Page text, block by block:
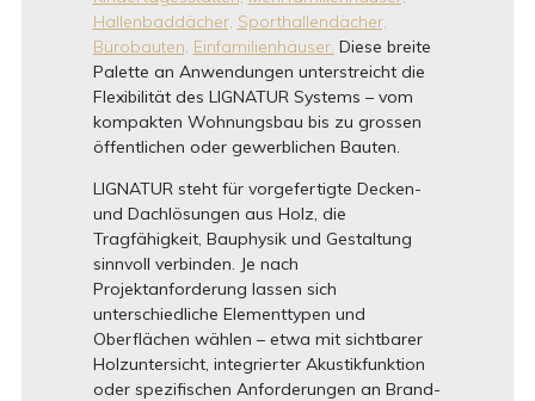
Hallenbaddächer, Sporthallendächer,
Bürobauten, Einfamilienhäuser. Diese breite
Palette an Anwendungen unterstreicht die
Flexibilität des LIGNATUR Systems – vom
kompakten Wohnungsbau bis zu grossen
öffentlichen oder gewerblichen Bauten.
LIGNATUR steht für vorgefertigte Decken-
und Dachlösungen aus Holz, die
Tragfähigkeit, Bauphysik und Gestaltung
sinnvoll verbinden. Je nach
Projektanforderung lassen sich
unterschiedliche Elementtypen und
Oberflächen wählen – etwa mit sichtbarer
Holzuntersicht, integrierter Akustikfunktion
oder spezifischen Anforderungen an Brand-